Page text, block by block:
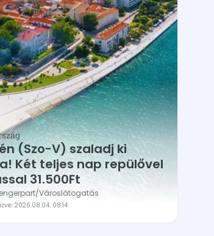
(Szo-V) szaladj ki
Két teljes nap repülővel
31.500Ft
/Városlátogatás
2026.08.04. 08:14